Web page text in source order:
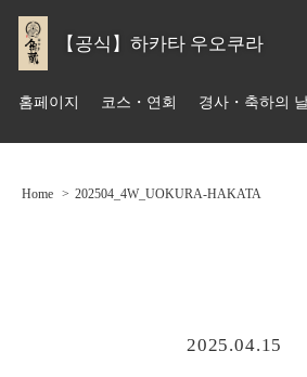
【공식】하카타 우오쿠라
홈페이지 코스・연회 경사・축하의
Home 202504_4W_UOKURA-HAKATA
2025.04.15